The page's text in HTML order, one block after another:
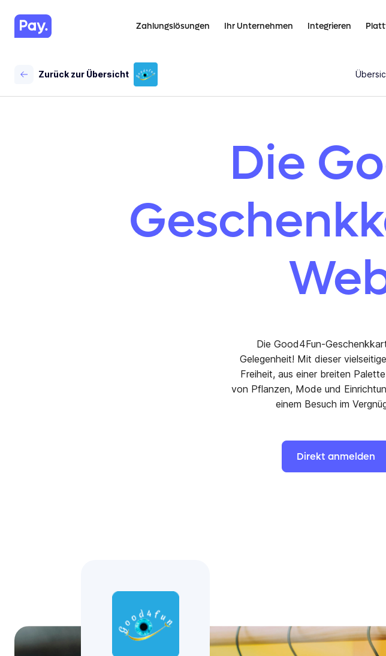
Zahlungslösungen Ihr Unternehmen Integrieren
Zurück zur Übersicht
Die
Die Good4Fun-
Gelegenheit! Mit dieser
Freiheit, aus einer breiten
von Pflanzen, Mode und
einem Besuch im
Direkt anmelden